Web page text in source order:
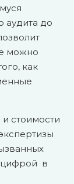
аудита до
можно
как
стоимости
цифрой в